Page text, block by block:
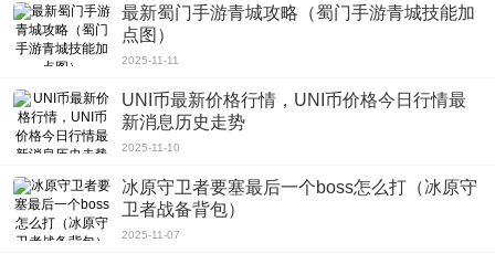
最新蜀门手游青城攻略（蜀门手游青城技能加
点图）
2025-11-11
UNI币最新价格行情，UNI币价格今日行情最
新消息历史走势
2025-11-10
冰原守卫者要塞最后一个boss怎么打（冰原守
卫者战备背包）
2025-11-07